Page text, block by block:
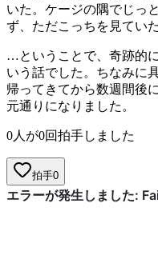
いた。ケージの隅でじっ
ず、ただこっちを見ていた
…ということで、奇跡的
いう話でした。ちなみに
帰ってきてから数週間後
元通りになりました。
0人が0回拍手しました
拍手0